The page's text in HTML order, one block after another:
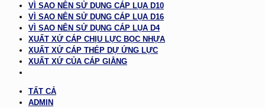
VÌ SAO NÊN SỬ DỤNG CÁP LỤA D10
VÌ SAO NÊN SỬ DỤNG CÁP LỤA D16
VÌ SAO NÊN SỬ DỤNG CÁP LỤA D4
XUẤT XỨ CÁP CHỊU LỰC BỌC NHỰA
XUẤT XỨ CÁP THÉP DỰ ỨNG LỰC
XUẤT XỨ CỦA CÁP GIẰNG
TẤT CẢ
ADMIN